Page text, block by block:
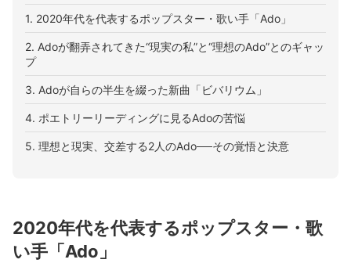
1. 2020年代を代表するポップスター・歌い手「Ado」
2. Adoが翻弄されてきた“現実の私”と“理想のAdo”とのギャッ
プ
3. Adoが自らの半生を綴った新曲「ビバリウム」
4. ポエトリーリーディングに見るAdoの苦悩
5. 理想と現実、交差する2人のAdo──その覚悟と決意
2020年代を代表するポップスター・歌
い手「Ado」